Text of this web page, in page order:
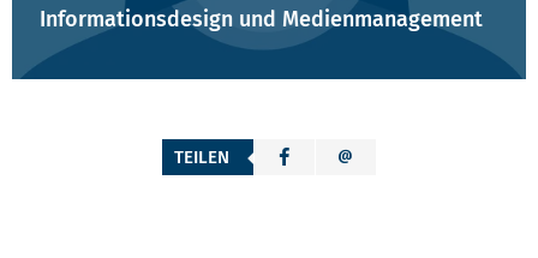
Informationsdesign und Medienmanagement
TEILEN